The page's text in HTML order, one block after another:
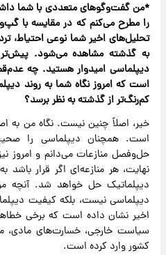
*من گفت‌وگوهای متعددی با شما
را مطرح می‌کنم که در مقایسه با
تحلیل‌های اخیر شما نوعی احتیاط،
به گذشته مشاهده می‌شود. پیش‌تر
دیپلماسی امیدوار هستید. چه
است که امروز نگاه شما به روند
کم‌رنگ‌تر از گذشته به نظر برسد؟
خیر، اصلاً چنین نیست. نگاه من به
است. همچنان دیپلماسی را
حل‌وفصل منازعات می‌دانم و امروز
نهایت، هر منازعه‌ای اگر قرار
دیپلماتیک حل خواهد شد. آنچه
دیپلماسی نیست، بلکه کیفیت
اخیر نشان داده است که برخی
سیاست خارجی، خسارت‌های مادی،
کشور وارد کرده است.